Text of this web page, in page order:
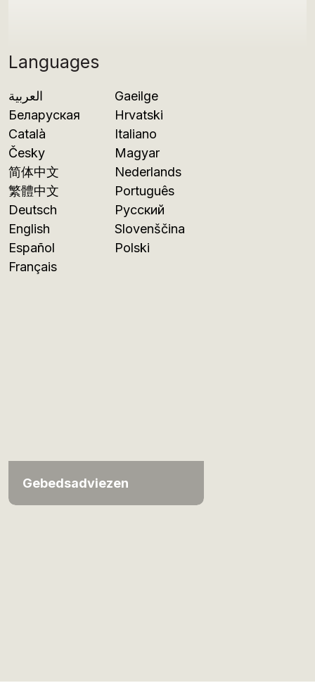
Languages
العربية
Беларуская
Català
Česky
简体中文
繁體中文
Deutsch
English
Español
Français
Gaeilge
Hrvatski
Italiano
Magyar
Nederlands
Português
Русский
Slovenščina
Polski
Gebedsadviezen